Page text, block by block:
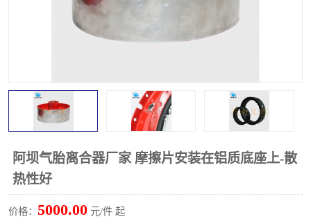
阿坝气胎离合器厂家 摩擦片安装在铝质底座上-散
热性好
价格： 5000.00 元/件 起